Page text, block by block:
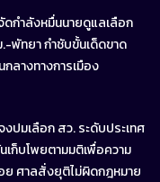
ดกำลังหมื่นนายดูแลเลือก
พัทยา กำชับขั้นเด็ดขาด
กลางทางการเมือง
งปมเลือก สว. ระดับประเทศ
เก็บโพยตามมติเพื่อความ
ย ศาลสั่งยุติไม่ผิดกฎหมาย